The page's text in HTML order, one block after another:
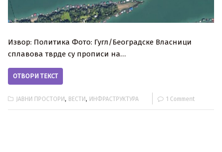
Извор: Политика Фото: Гугл/Београдске Власници
сплавова тврде су прописи на…
ОТВОРИ ТЕКСТ
ЈАВНИ ПРОСТОРИ, ВЕСТИ, ИНФРАСТРУКТУРА 1 Comment